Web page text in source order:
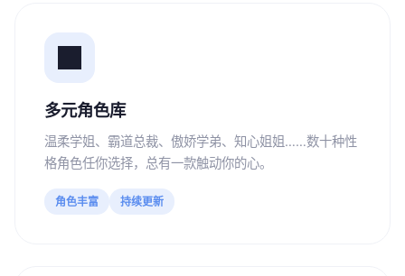
多元角色库
温柔学姐、霸道总裁、傲娇学弟、知心姐姐……数十种性
格角色任你选择，总有一款触动你的心。
角色丰富 持续更新